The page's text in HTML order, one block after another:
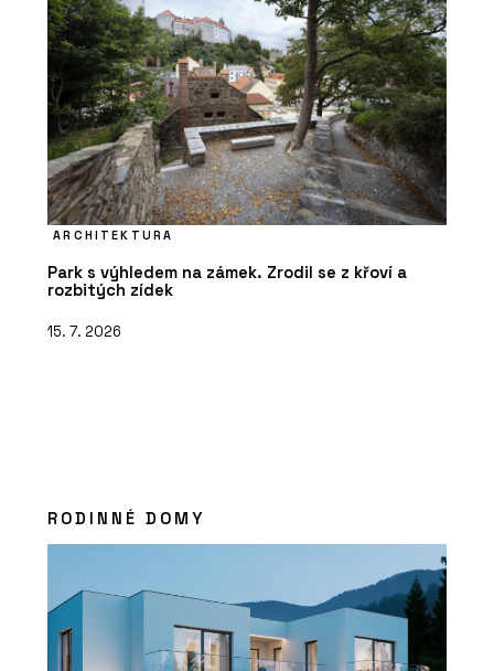
ARCHITEKTURA
Park s výhledem na zámek. Zrodil se z křoví a
rozbitých zídek
15. 7. 2026
RODINNÉ DOMY